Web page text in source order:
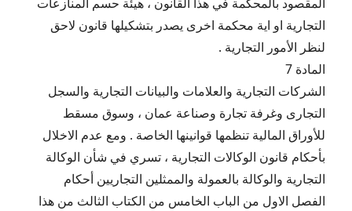
التجارية او اية محكمة اخرى يصدر بتشكيلها قانون لاحق
لنظر الأمور التجارية .
المادة 7
الشركات التجارية والعلامات والبيانات التجارية والسجل
التجارى وغرفة تجارة وصناعة عمان ، وسوق مسقط
للأوراق المالية تنظمها قوانينها الخاصة . ومع عدم الاخلال
بأحكام قانون الوكالات التجارية ، تسري في شأن الوكالة
التجارية والوكالة بالعمولة والممثلين التجاريين أحكام
الفصل الاول من الباب الخامس من الكتاب الثالث من هذا